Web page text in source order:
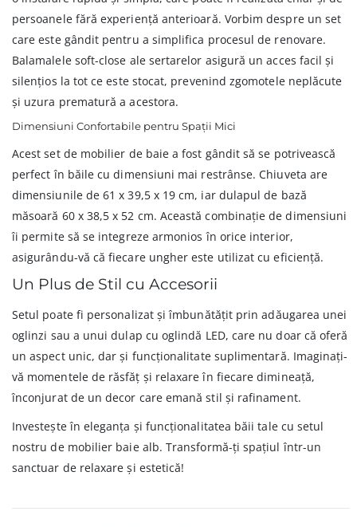
persoanele fără experiență anterioară. Vorbim despre un set
care este gândit pentru a simplifica procesul de renovare.
Balamalele soft-close ale sertarelor asigură un acces facil și
silențios la tot ce este stocat, prevenind zgomotele neplăcute
și uzura prematură a acestora.
Dimensiuni Confortabile pentru Spații Mici
Acest set de mobilier de baie a fost gândit să se potrivească
perfect în băile cu dimensiuni mai restrânse. Chiuveta are
dimensiunile de 61 x 39,5 x 19 cm, iar dulapul de bază
măsoară 60 x 38,5 x 52 cm. Această combinație de dimensiuni
îi permite să se integreze armonios în orice interior,
asigurându-vă că fiecare ungher este utilizat cu eficiență.
Un Plus de Stil cu Accesorii
Setul poate fi personalizat și îmbunătățit prin adăugarea unei
oglinzi sau a unui dulap cu oglindă LED, care nu doar că oferă
un aspect unic, dar și funcționalitate suplimentară. Imaginați-
vă momentele de răsfăț și relaxare în fiecare dimineață,
înconjurat de un decor care emană stil și rafinament.
Investește în eleganța și funcționalitatea băii tale cu setul
nostru de mobilier baie alb. Transformă-ți spațiul într-un
sanctuar de relaxare și estetică!